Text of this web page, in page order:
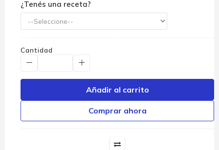
¿Tenés una receta?
Cantidad
Añadir al carrito
Comprar ahora